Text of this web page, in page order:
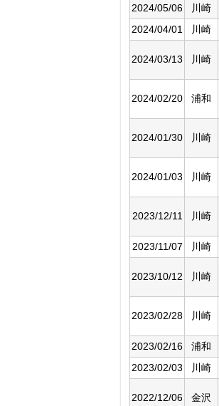
2024/05/06 川崎
2024/04/01
川崎
2024/03/13 川崎
2024/02/20 浦和
2024/01/30 川崎
2024/01/03 川崎
2023/12/11 川崎
2023/11/07 川崎
2023/10/12 川崎
2023/02/28 川崎
2023/02/16 浦和
2023/02/03
川崎
2022/12/06 金沢